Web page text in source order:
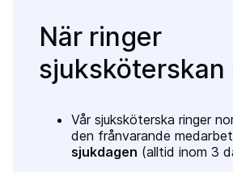
När ringer
sjuksköterskan
Vår sjuksköterska ringer
den frånvarande
sjukdagen (alltid inom 3